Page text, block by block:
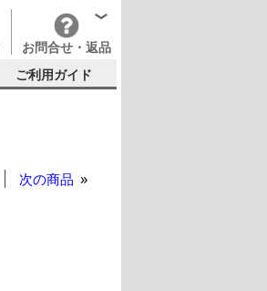
お問合せ・返品
ご利用ガイド
次の商品